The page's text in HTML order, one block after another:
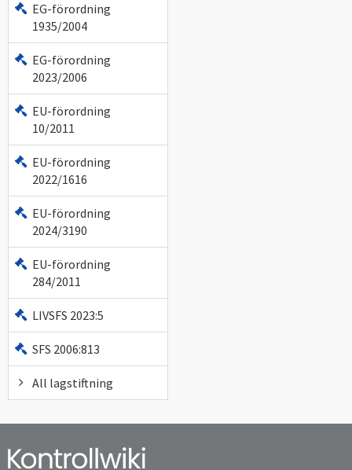
EG-förordning
1935/2004
EG-förordning
2023/2006
EU-förordning
10/2011
EU-förordning
2022/1616
EU-förordning
2024/3190
EU-förordning
284/2011
LIVSFS 2023:5
SFS 2006:813
All lagstiftning